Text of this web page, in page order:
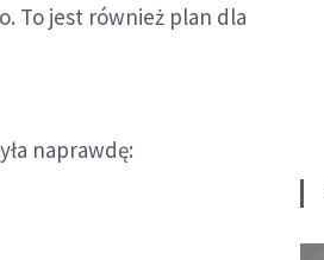
To jest również plan dla
naprawdę: